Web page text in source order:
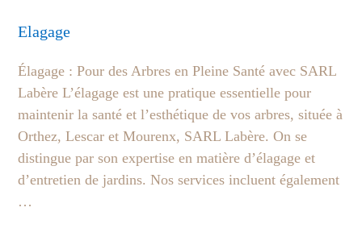
Elagage
Élagage : Pour des Arbres en Pleine Santé avec SARL
Labère L’élagage est une pratique essentielle pour
maintenir la santé et l’esthétique de vos arbres, située à
Orthez, Lescar et Mourenx, SARL Labère. On se
distingue par son expertise en matière d’élagage et
d’entretien de jardins. Nos services incluent également
…